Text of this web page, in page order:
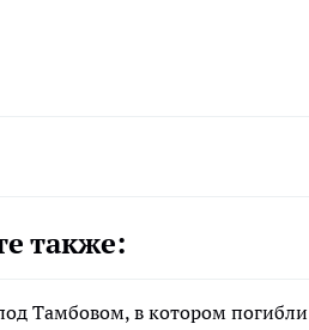
также:
Тамбовом, в котором